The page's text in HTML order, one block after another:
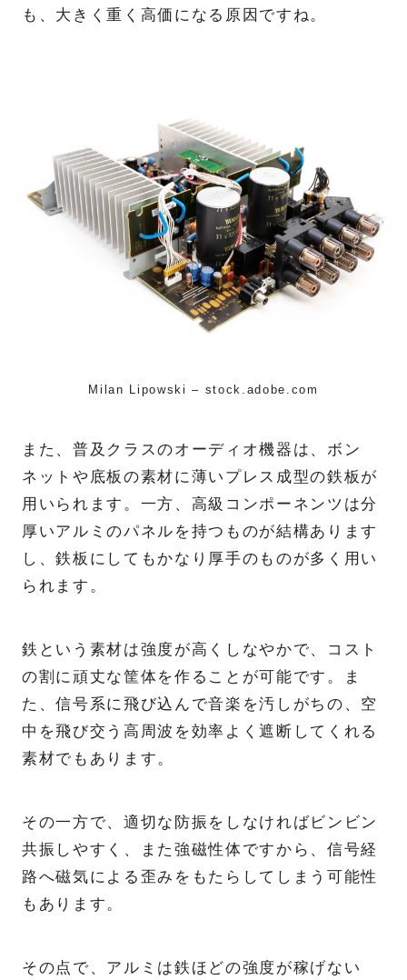
も、大きく重く高価になる原因ですね。
Milan Lipowski – stock.adobe.com
また、普及クラスのオーディオ機器は、ボン
ネットや底板の素材に薄いプレス成型の鉄板が
用いられます。一方、高級コンポーネンツは分
厚いアルミのパネルを持つものが結構あります
し、鉄板にしてもかなり厚手のものが多く用い
られます。
鉄という素材は強度が高くしなやかで、コスト
の割に頑丈な筐体を作ることが可能です。ま
た、信号系に飛び込んで音楽を汚しがちの、空
中を飛び交う高周波を効率よく遮断してくれる
素材でもあります。
その一方で、適切な防振をしなければビンビン
共振しやすく、また強磁性体ですから、信号経
路へ磁気による歪みをもたらしてしまう可能性
もあります。
その点で、アルミは鉄ほどの強度が稼げない